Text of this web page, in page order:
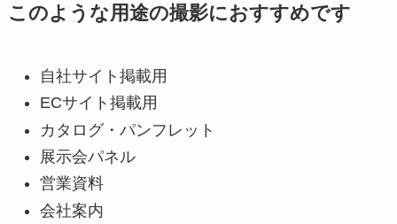
このような用途の撮影におすすめです
自社サイト掲載用
ECサイト掲載用
カタログ・パンフレット
展示会パネル
営業資料
会社案内